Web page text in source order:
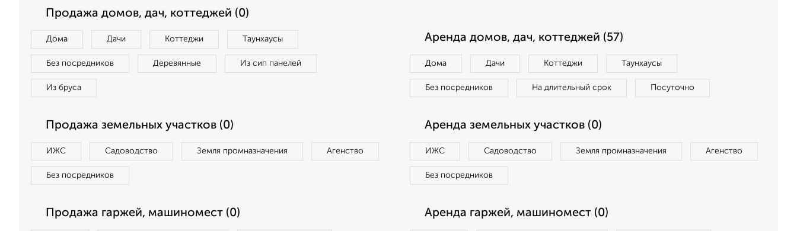
Продажа домов, дач, коттеджей (0)
Дома Дачи Коттеджи Таунхаусы
Без посредников Деревянные Из сип панелей
Из бруса
Аренда домов, дач, коттеджей (57)
Дома Дачи Коттеджи Таунхаусы
Без посредников На длительный срок Посуточно
Продажа земельных участков (0)
ИЖС Садоводство Земля промназначения Агенство
Без посредников
Аренда земельных участков (0)
ИЖС Садоводство Земля промназначения Агенство
Без посредников
Продажа гаржей, машиномест (0) Аренда гаржей, машиномест (0)